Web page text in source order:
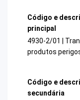
Código e
principal
4930-2/01 |
produtos
Código e
secundária